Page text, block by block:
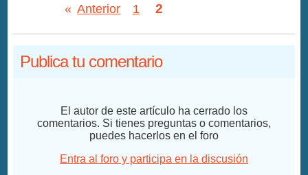
« Anterior 1 2
Publica tu comentario
El autor de este artículo ha cerrado los
comentarios. Si tienes preguntas o comentarios,
puedes hacerlos en el foro
Entra al foro y participa en la discusión